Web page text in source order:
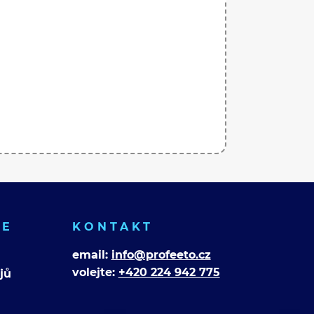
KONTAKT
email: info@profeeto.cz
volejte: +420 224 942 775